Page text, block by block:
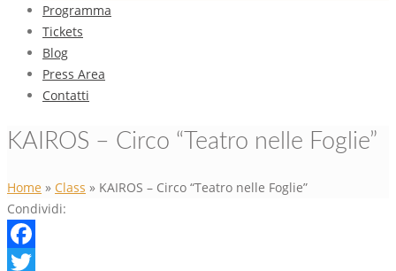
Programma
Tickets
Blog
Press Area
Contatti
KAIROS – Circo “Teatro nelle Foglie”
Home » Class » KAIROS – Circo “Teatro nelle Foglie”
Condividi:
Facebook